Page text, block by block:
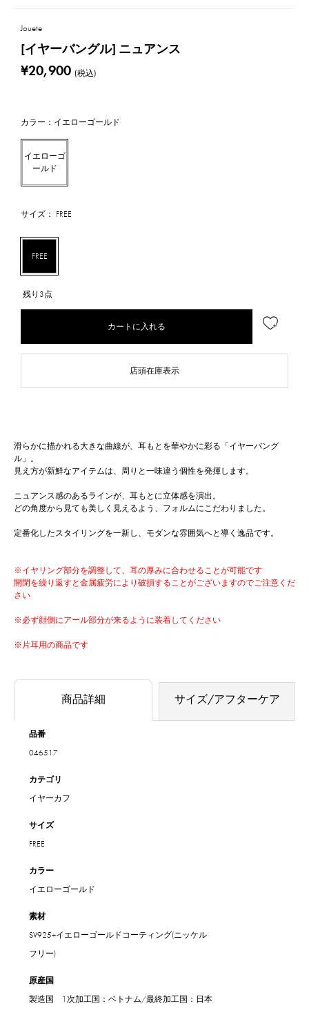
Jouete
[イヤーバングル] ニュアンス
¥20,900 (税込)
カラー：イエローゴールド
イエローゴ
ールド
サイズ： FREE
FREE
残り3点
カートに入れる
店頭在庫表示
滑らかに描かれる大きな曲線が、耳もとを華やかに彩る「イヤーバング
ル」。
見え方が新鮮なアイテムは、周りと一味違う個性を発揮します。
ニュアンス感のあるラインが、耳もとに立体感を演出。
どの角度から見ても美しく見えるよう、フォルムにこだわりました。
定番化したスタイリングを一新し、モダンな雰囲気へと導く逸品です。
※イヤリング部分を調整して、耳の厚みに合わせることが可能です
開閉を繰り返すと金属疲労により破損することがございますのでご注意くだ
さい
※必ず顔側にアール部分が来るように装着してください
※片耳用の商品です
商品詳細 サイズ/アフターケア
品番
046517
カテゴリ
イヤーカフ
サイズ
FREE
カラー
イエローゴールド
素材
SV925+イエローゴールドコーティング(ニッケル
フリー)
原産国
製造国 1次加工国：ベトナム/最終加工国：日本